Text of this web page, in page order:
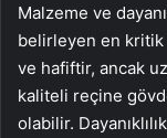
Malzeme ve
belirleyen en
ve hafiftir, ancak
kaliteli reçine
olabilir.